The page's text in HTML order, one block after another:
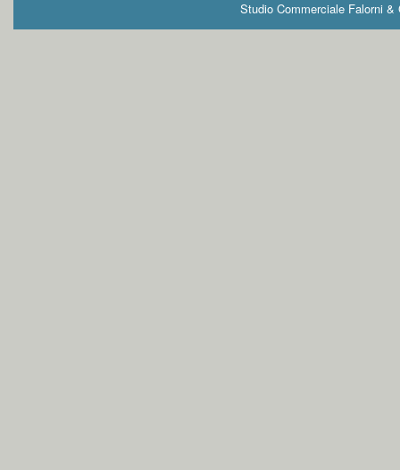
Studio Commerciale Falorni